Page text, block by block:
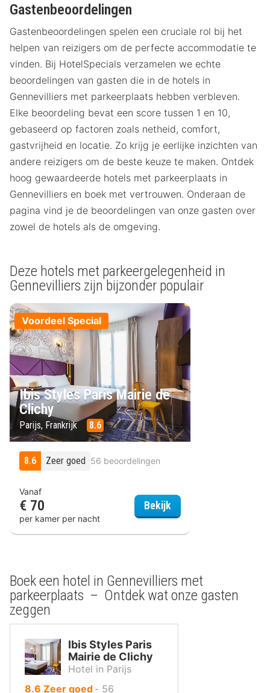
Gastenbeoordelingen
Gastenbeoordelingen spelen een cruciale rol bij het
helpen van reizigers om de perfecte accommodatie te
vinden. Bij HotelSpecials verzamelen we echte
beoordelingen van gasten die in de hotels in
Gennevilliers met parkeerplaats hebben verbleven.
Elke beoordeling bevat een score tussen 1 en 10,
gebaseerd op factoren zoals netheid, comfort,
gastvrijheid en locatie. Zo krijg je eerlijke inzichten van
andere reizigers om de beste keuze te maken. Ontdek
hoog gewaardeerde hotels met parkeerplaats in
Gennevilliers en boek met vertrouwen. Onderaan de
pagina vind je de beoordelingen van onze gasten over
zowel de hotels als de omgeving.
Deze hotels met parkeergelegenheid in
Gennevilliers zijn bijzonder populair
Voordeel Special
Ibis Styles Paris Mairie de
Clichy
Parijs, Frankrijk 8.6
8.6 Zeer goed 56 beoordelingen
Vanaf
€ 70
per kamer per nacht
Bekijk
Boek een hotel in Gennevilliers met
parkeerplaats – Ontdek wat onze gasten
zeggen
Ibis Styles Paris
Mairie de Clichy
Hotel in Parijs
8.6 uit
Zeer goed ‐ 56